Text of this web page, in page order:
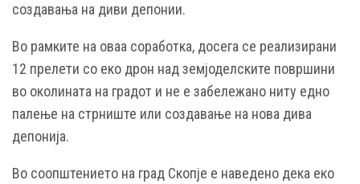
создавања на диви депонии.
Во рамките на оваа соработка, досега се реализирани
12 прелети со еко дрон над земјоделските површини
во околината на градот и не е забележано ниту едно
палење на стрниште или создавање на нова дива
депонија.
Во соопштението на град Скопје е наведено дека еко